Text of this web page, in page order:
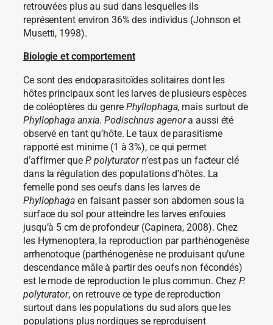
retrouvées plus au sud dans lesquelles ils
représentent environ 36% des individus (Johnson et
Musetti, 1998).
Biologie et comportement
Ce sont des endoparasitoïdes solitaires dont les
hôtes principaux sont les larves de plusieurs espèces
de coléoptères du genre Phyllophaga, mais surtout de
Phyllophaga anxia.Podischnus agenora aussi été
observé en tant qu’hôte. Le taux de parasitisme
rapporté est minime (1 à 3%), ce qui permet
d’affirmer que P. polyturatorn’est pas un facteur clé
dans la régulation des populations d’hôtes. La
femelle pond ses oeufs dans les larves de
Phyllophagaen faisant passer son abdomen sous la
surface du sol pour atteindre les larves enfouies
jusqu’à 5 cm de profondeur (Capinera, 2008). Chez
les Hymenoptera, la reproduction par parthénogenèse
arrhenotoque (parthénogenèse ne produisant qu’une
descendance mâle à partir des oeufs non fécondés)
est le mode de reproduction le plus commun. ChezP.
polyturator, on retrouve ce type de reproduction
surtout dans les populations du sud alors que les
populations plus nordiques se reproduisent